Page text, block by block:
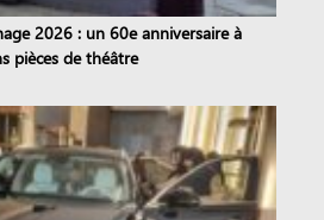
2026 : un 60e anniversaire à
pièces de théâtre